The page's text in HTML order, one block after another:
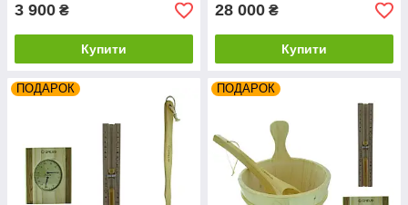
3 900 ₴
Купити
28 000 ₴
Купити
ПОДАРОК ПОДАРОК